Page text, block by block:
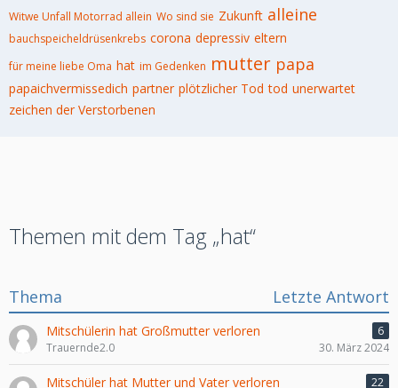
Witwe Unfall Motorrad allein Wo sind sie Zukunft alleine
bauchspeicheldrüsenkrebs corona depressiv eltern
für meine liebe Oma hat im Gedenken mutter papa
papaichvermissedich partner plötzlicher Tod tod unerwartet
zeichen der Verstorbenen
Themen mit dem Tag „hat“
Thema Letzte Antwort
Mitschülerin hat Großmutter verloren
6
Trauernde2.0
30. März 2024
Mitschüler hat Mutter und Vater verloren 22